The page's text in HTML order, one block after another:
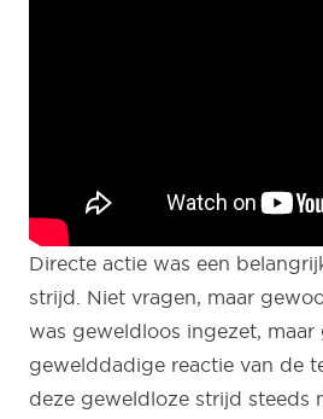
Directe actie was een
strijd. Niet vragen, maar
was geweldloos ingezet, maar
gewelddadige reactie van de
deze geweldloze strijd steeds